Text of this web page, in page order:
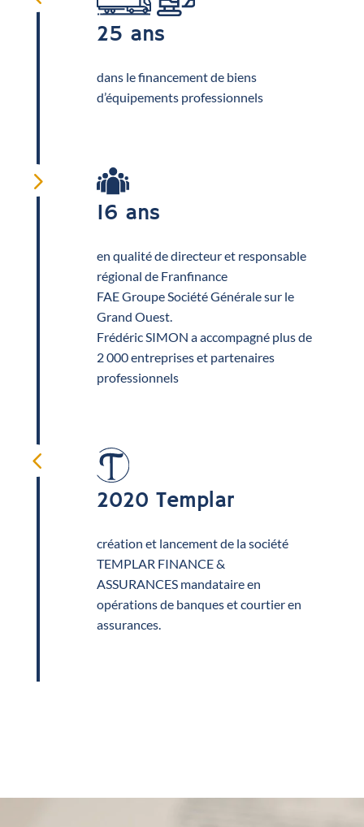
25 ans
dans le financement de biens
d’équipements professionnels
5
16 ans
en qualité de directeur et responsable
régional de Franfinance
FAE Groupe Société Générale sur le
Grand Ouest.
Frédéric SIMON a accompagné plus de
2 000 entreprises et partenaires
professionnels
4
2020 Templar
création et lancement de la société
TEMPLAR FINANCE &
ASSURANCES mandataire en
opérations de banques et courtier en
assurances.